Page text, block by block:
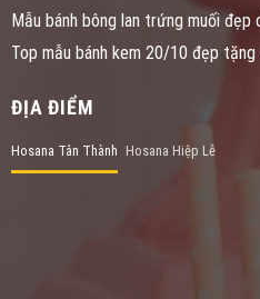
Mẫu bánh bông lan trứng muối đẹp
Top mẫu bánh kem 20/10 đẹp
ĐỊA ĐIỂM
Hosana Tân Thành Hosana Hiệp Lễ